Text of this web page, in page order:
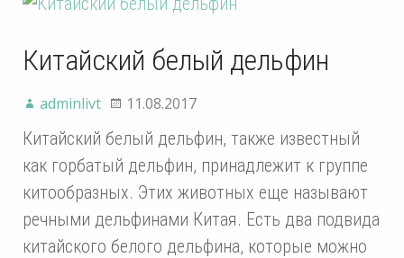
Китайский белый дельфин
adminlivt 11.08.2017
Китайский белый дельфин, также известный
как горбатый дельфин, принадлежит к группе
китообразных. Этих животных еще называют
речными дельфинами Китая. Есть два подвида
китайского белого дельфина, которые можно